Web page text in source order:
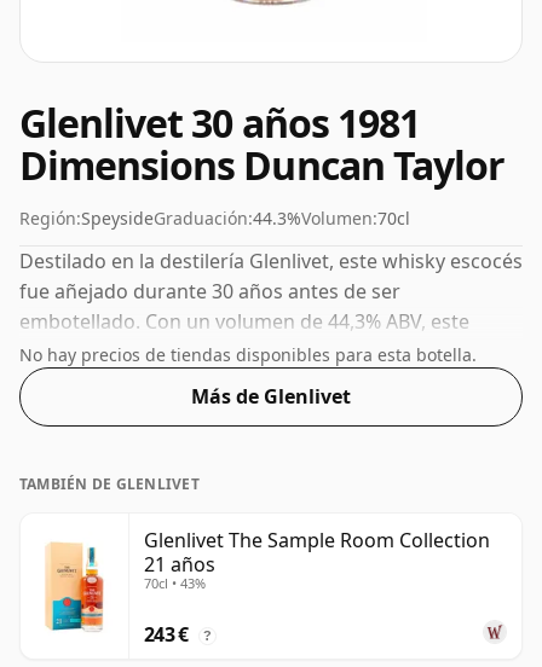
Glenlivet 30 años 1981
Dimensions Duncan Taylor
Región:SpeysideGraduación:44.3%Volumen:70cl
Destilado en la destilería Glenlivet, este whisky escocés
fue añejado durante 30 años antes de ser
embotellado. Con un volumen de 44,3% ABV, este
whisky se embotella con una concentración óptima
para beber. Se disfruta solo o con una gota de agua.
No hay precios de tiendas disponibles para esta botella.
Más de Glenlivet
TAMBIÉN DE GLENLIVET
Glenlivet The Sample Room Collection
21 años
70cl • 43%
243 € ?